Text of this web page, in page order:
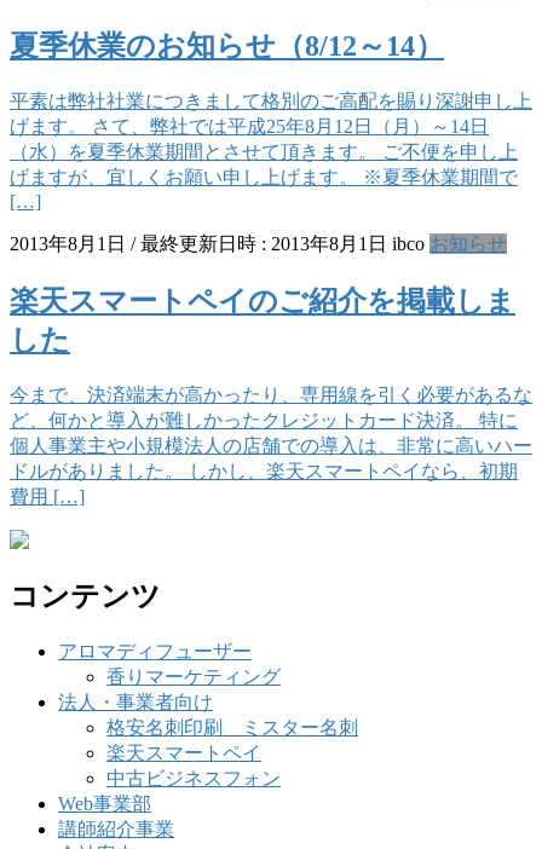
夏季休業のお知らせ（8/12～14）
平素は弊社社業につきまして格別のご高配を賜り深謝申し上
げます。 さて、弊社では平成25年8月12日（月）～14日
（水）を夏季休業期間とさせて頂きます。 ご不便を申し上
げますが、宜しくお願い申し上げます。 ※夏季休業期間で
[…]
2013年8月1日 / 最終更新日時 : 2013年8月1日 ibco お知らせ
楽天スマートペイのご紹介を掲載しま
した
今まで、決済端末が高かったり、専用線を引く必要があるな
ど、何かと導入が難しかったクレジットカード決済。 特に
個人事業主や小規模法人の店舗での導入は、非常に高いハー
ドルがありました。 しかし、楽天スマートペイなら、初期
費用 […]
コンテンツ
アロマディフューザー
香りマーケティング
法人・事業者向け
格安名刺印刷 ミスター名刺
楽天スマートペイ
中古ビジネスフォン
Web事業部
講師紹介事業